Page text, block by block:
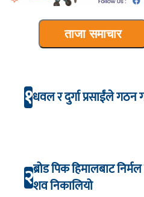
ताजा समाचार
१धवल र दुर्गा प्रसाईंले गठन
२ब्रोड पिक हिमालबाट
शव निकालियो